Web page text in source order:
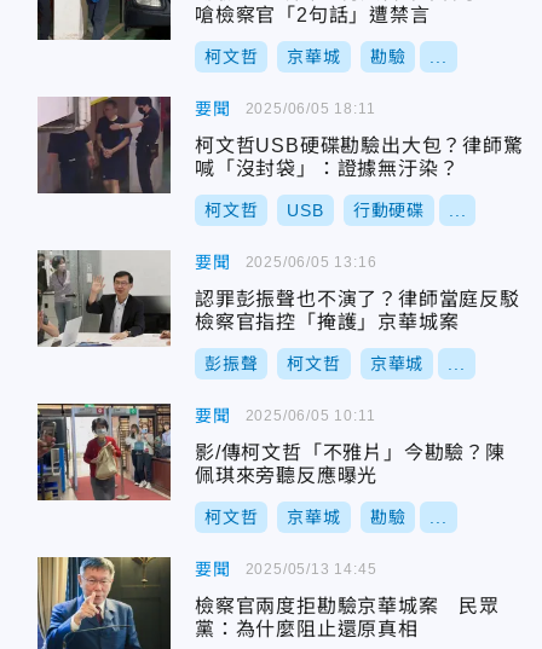
嗆檢察官「2句話」遭禁言
柯文哲 京華城 勘驗
要聞
柯文哲USB硬碟勘驗出大包？律師驚
喊「沒封袋」：證據無汙染？
柯文哲 USB 行動硬碟
2025/06/05 18:11
要聞
認罪彭振聲也不演了？律師當庭反駁
檢察官指控「掩護」京華城案
彭振聲 柯文哲 京華城
2025/06/05 13:16
要聞
影/傳柯文哲「不雅片」今勘驗？陳
佩琪來旁聽反應曝光
柯文哲 京華城 勘驗
2025/06/05 10:11
要聞
檢察官兩度拒勘驗京華城案 民眾
黨：為什麼阻止還原真相
2025/05/13 14:45